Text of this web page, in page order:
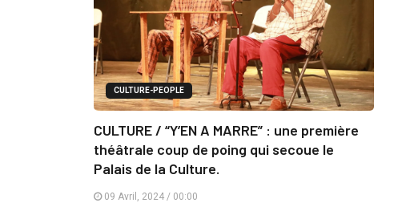
CULTURE-PEOPLE
CULTURE / “Y’EN A MARRE” : une première
théâtrale coup de poing qui secoue le
Palais de la Culture.
09 Avril, 2024 / 00:00